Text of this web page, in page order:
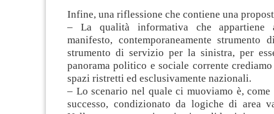
Infine, una riflessione che contiene una
– La qualità informativa che appartiene
manifesto, contemporaneamente strumento
strumento di servizio per la sinistra, per
panorama politico e sociale corrente crediamo
spazi ristretti ed esclusivamente nazionali.
– Lo scenario nel quale ci muoviamo è,
successo, condizionato da logiche di area